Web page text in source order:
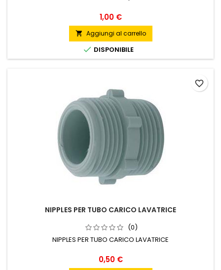
Prezzo
1,00 €
 Aggiungi al carrello
 DISPONIBILE
NIPPLES PER TUBO CARICO LAVATRICE
(0)
NIPPLES PER TUBO CARICO LAVATRICE
Prezzo
0,50 €
favorite_border